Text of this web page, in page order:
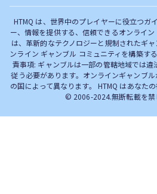
HTMQ は、世界中のプレイヤーに役立つガ
ー、情報を提供する、信頼できるオンライ
は、革新的なテクノロジーと規制されたギ
ンライン ギャンブル コミュニティを構築す
責事項: ギャンブルは一部の管轄地域では
従う必要があります。オンラインギャンブ
の国によって異なります。 HTMQ はあなた
© 2006-2024.無断転載を禁